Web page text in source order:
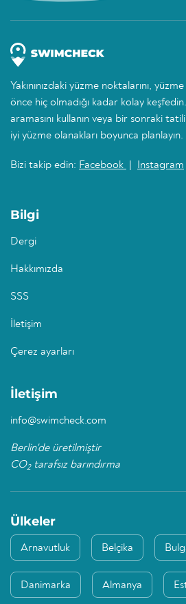
Yakınınızdaki yüzme noktalarını,
önce hiç olmadığı kadar kolay
aramasını kullanın veya bir sonraki
iyi yüzme olanakları boyunca planlayın.
Bizi takip edin: Facebook Instagram
Bilgi
Dergi
Hakkımızda
SSS
İletişim
Çerez ayarları
İletişim
info@swimcheck.com
Berlin'de üretilmiştir
CO2tarafsız barındırma
Ülkeler
Arnavutluk Belçika
Danimarka Almanya